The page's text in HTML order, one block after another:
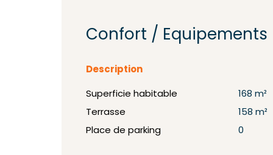
Confort / Equipements
Description
Superficie habitable
168 m²
Terrasse
158 m²
Place de parking
0